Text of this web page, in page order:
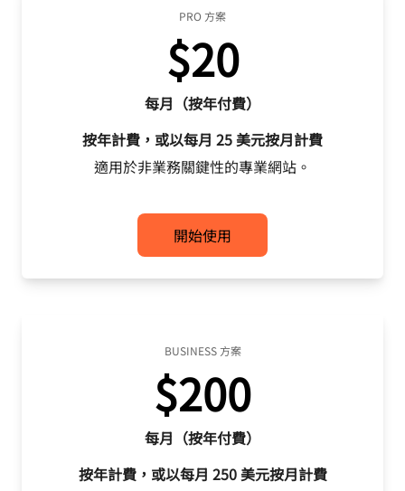
PRO 方案
$20
每月（按年付費）
按年計費，或以每月 25 美元按月計費
適用於非業務關鍵性的專業網站。
開始使用
BUSINESS 方案
$200
每月（按年付費）
按年計費，或以每月 250 美元按月計費